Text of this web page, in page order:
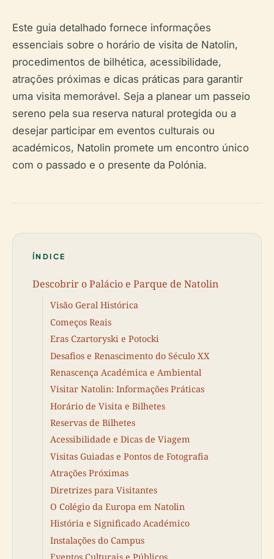
Este guia detalhado fornece informações
essenciais sobre o horário de visita de Natolin,
procedimentos de bilhética, acessibilidade,
atrações próximas e dicas práticas para garantir
uma visita memorável. Seja a planear um passeio
sereno pela sua reserva natural protegida ou a
desejar participar em eventos culturais ou
académicos, Natolin promete um encontro único
com o passado e o presente da Polónia.
ÍNDICE
Descobrir o Palácio e Parque de Natolin
Visão Geral Histórica
Começos Reais
Eras Czartoryski e Potocki
Desafios e Renascimento do Século XX
Renascença Académica e Ambiental
Visitar Natolin: Informações Práticas
Horário de Visita e Bilhetes
Reservas de Bilhetes
Acessibilidade e Dicas de Viagem
Visitas Guiadas e Pontos de Fotografia
Atrações Próximas
Diretrizes para Visitantes
O Colégio da Europa em Natolin
História e Significado Académico
Instalações do Campus